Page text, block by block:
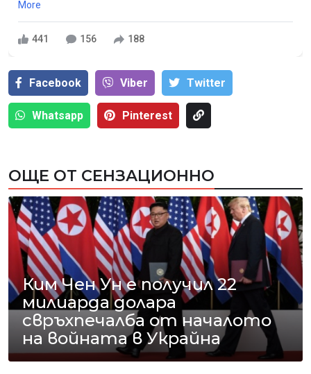
More
441 156 188
Facebook Viber Тwitter
Whatsapp Pinterest
ОЩЕ ОТ СЕНЗАЦИОННО
Ким Чен Ун е получил 22
милиарда долара
свръхпечалба от началото
на войната в Украйна